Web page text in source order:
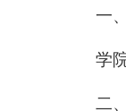
一
学
二